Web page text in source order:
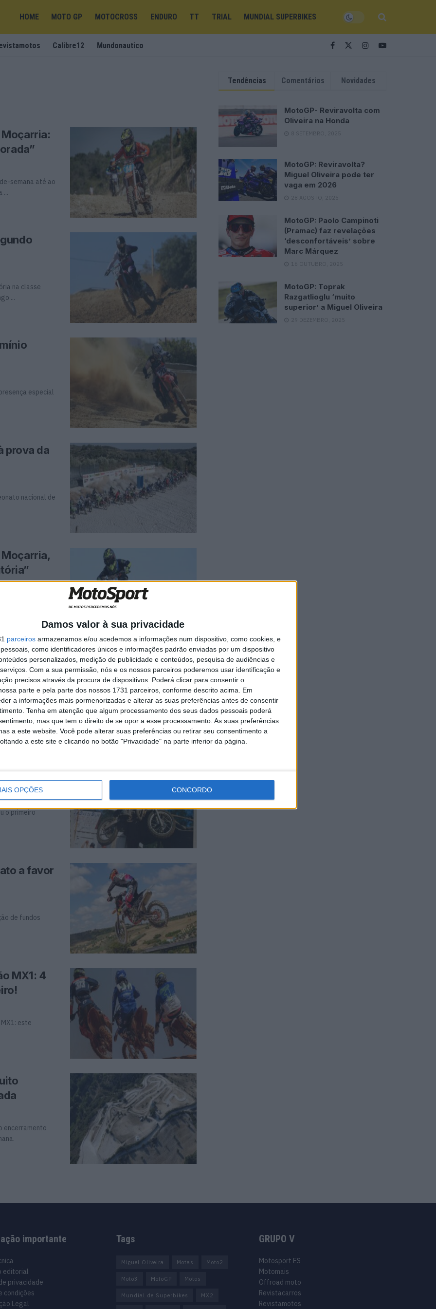
Damos valor à sua privacidade
parceiros armazenamos e/ou acedemos a informações num dispositivo, como cookies, e
como identificadores únicos e informações padrão enviadas por um dispositivo
personalizados, medição de publicidade e conteúdos, pesquisa de audiências e
Com a sua permissão, nós e os nossos parceiros poderemos usar identificação e
precisos através da procura de dispositivos. Poderá clicar para consentir o
parte e pela parte dos nossos 1731 parceiros, conforme descrito acima. Em
a informações mais pormenorizadas e alterar as suas preferências antes de consentir
Tenha em atenção que algum processamento dos seus dados pessoais poderá
mas que tem o direito de se opor a esse processamento. As suas preferências
a este website. Você pode alterar suas preferências ou retirar seu consentimento a
a este site e clicando no botão "Privacidade" na parte inferior da página.
OPÇÕES CONCORDO
HOME MOTO GP MOTOCROSS ENDURO TT TRIAL MUNDIAL SUPERBIKES
Calibre12 Mundonautico
Moçarria:
semana até ao
...
na classe
...
especial
prova da
nacional de
Moçarria,
MX65
Depois
ronda
da sua
o primeiro
a favor
de fundos
MX1: 4
este
encerramento
Tendências Comentários Novidades
MotoGP- Reviravolta com
Oliveira na Honda
8 SETEMBRO, 2025
MotoGP: Reviravolta?
Miguel Oliveira pode ter
vaga em 2026
28 AGOSTO, 2025
MotoGP: Paolo Campinoti
(Pramac) faz revelações
‘desconfortáveis’ sobre
Marc Márquez
16 OUTUBRO, 2025
MotoGP: Toprak
Razgatlioglu ‘muito
superior’ a Miguel Oliveira
importante
editorial
privacidade
condições
Legal
Tags
Miguel Oliveira Motas Moto2
Moto3 MotoGP Motos
Mundial de Superbikes MX2
GRUPO V
Motosport ES
Motomais
Offroad moto
Revistacarros
Revistamotos